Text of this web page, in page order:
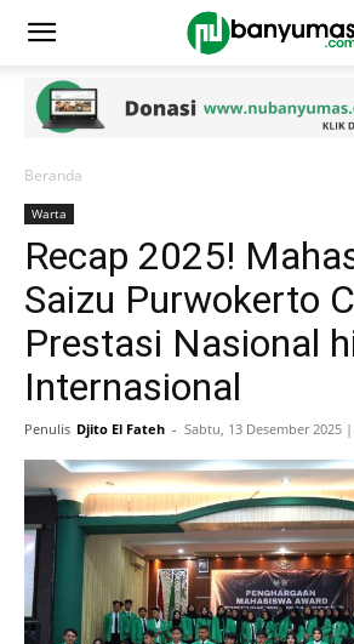
Beranda
Warta
Recap 2025!
Saizu Purwokerto
Prestasi Nasional
Internasional
Penulis Djito El Fateh - Sabtu, 13 Desember 2025